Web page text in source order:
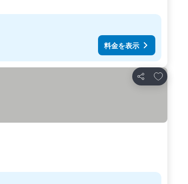
料金を表示
シェア
お気に入